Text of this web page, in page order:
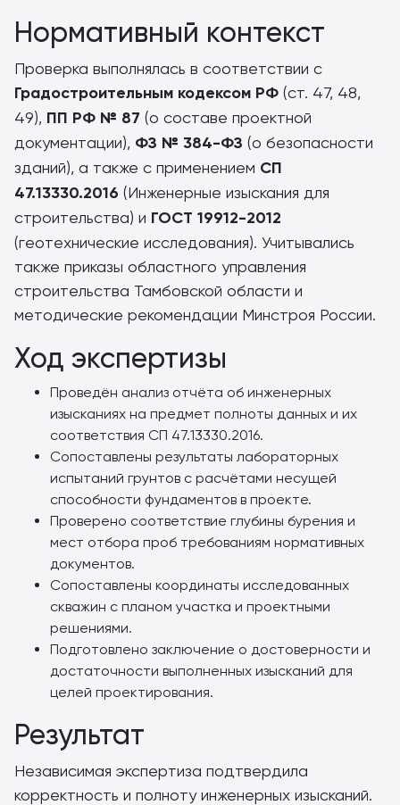
Нормативный контекст
Проверка выполнялась в соответствии с
Градостроительным кодексом РФ (ст. 47, 48,
49), ПП РФ № 87 (о составе проектной
документации), ФЗ № 384-ФЗ (о безопасности
зданий), а также с применением СП
47.13330.2016 (Инженерные изыскания для
строительства) и ГОСТ 19912-2012
(геотехнические исследования). Учитывались
также приказы областного управления
строительства Тамбовской области и
методические рекомендации Минстроя России.
Ход экспертизы
Проведён анализ отчёта об инженерных
изысканиях на предмет полноты данных и их
соответствия СП 47.13330.2016.
Сопоставлены результаты лабораторных
испытаний грунтов с расчётами несущей
способности фундаментов в проекте.
Проверено соответствие глубины бурения и
мест отбора проб требованиям нормативных
документов.
Сопоставлены координаты исследованных
скважин с планом участка и проектными
решениями.
Подготовлено заключение о достоверности и
достаточности выполненных изысканий для
целей проектирования.
Результат
Независимая экспертиза подтвердила
корректность и полноту инженерных изысканий.